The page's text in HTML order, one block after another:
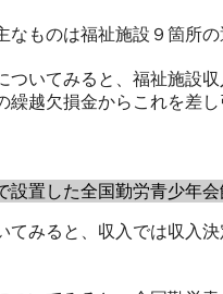
ものは福祉施設９箇所の
いてみると、福祉施設
越欠損金からこれを差
置した全国勤労青少年
みると、収入では収入